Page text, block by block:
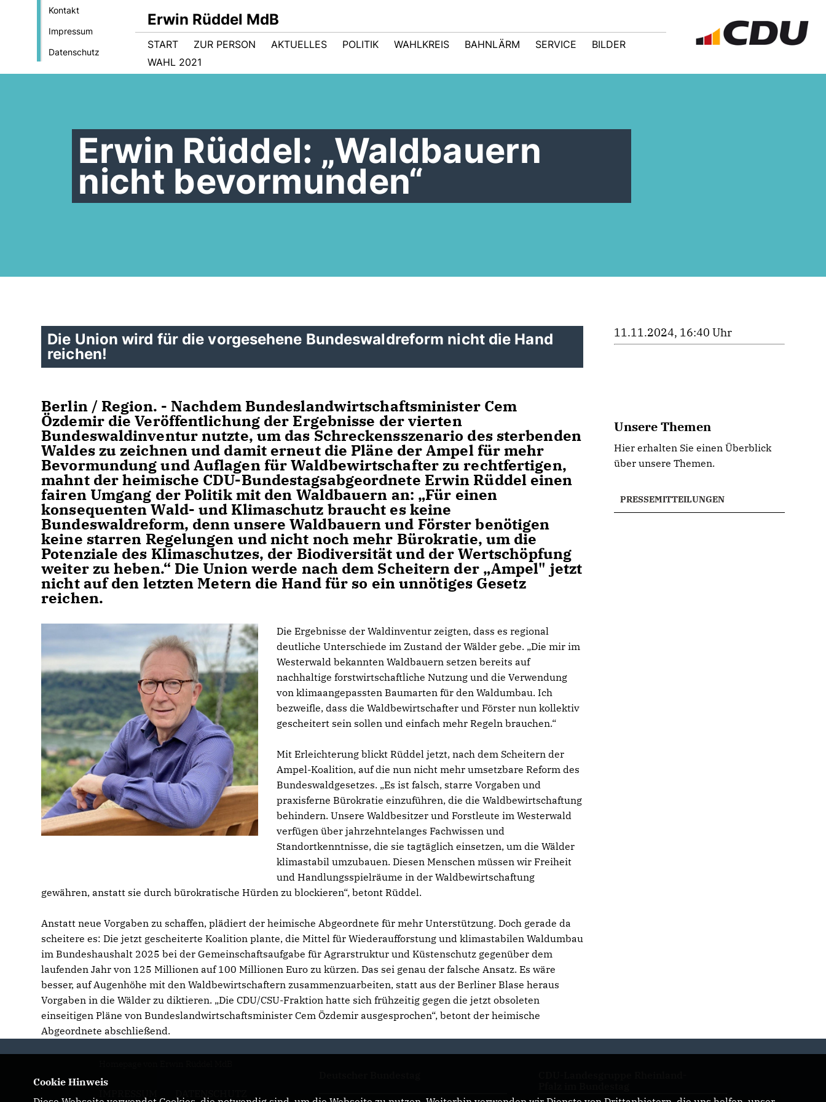
Kontakt
Impressum
Datenschutz
Erwin Rüddel MdB
START ZUR PERSON AKTUELLES POLITIK WAHLKREIS BAHNLÄRM SERVICE
BILDER
WAHL 2021
Erwin Rüddel: „Waldbauern
nicht bevormunden“
Die Union wird für die vorgesehene Bundeswaldreform nicht die Hand
reichen!
Berlin / Region. - Nachdem Bundeslandwirtschaftsminister Cem
Özdemir die Veröffentlichung der Ergebnisse der vierten
Bundeswaldinventur nutzte, um das Schreckensszenario des sterbenden
Waldes zu zeichnen und damit erneut die Pläne der Ampel für mehr
Bevormundung und Auflagen für Waldbewirtschafter zu rechtfertigen,
mahnt der heimische CDU-Bundestagsabgeordnete Erwin Rüddel einen
fairen Umgang der Politik mit den Waldbauern an: „Für einen
konsequenten Wald- und Klimaschutz braucht es keine
Bundeswaldreform, denn unsere Waldbauern und Förster benötigen
keine starren Regelungen und nicht noch mehr Bürokratie, um die
Potenziale des Klimaschutzes, der Biodiversität und der Wertschöpfung
weiter zu heben.“ Die Union werde nach dem Scheitern der „Ampel" jetzt
nicht auf den letzten Metern die Hand für so ein unnötiges Gesetz
reichen.
Die Ergebnisse der Waldinventur zeigten, dass es regional
deutliche Unterschiede im Zustand der Wälder gebe. „Die mir im
Westerwald bekannten Waldbauern setzen bereits auf
nachhaltige forstwirtschaftliche Nutzung und die Verwendung
von klimaangepassten Baumarten für den Waldumbau. Ich
bezweifle, dass die Waldbewirtschafter und Förster nun kollektiv
gescheitert sein sollen und einfach mehr Regeln brauchen.“
Mit Erleichterung blickt Rüddel jetzt, nach dem Scheitern der
Ampel-Koalition, auf die nun nicht mehr umsetzbare Reform des
Bundeswaldgesetzes. „Es ist falsch, starre Vorgaben und
praxisferne Bürokratie einzuführen, die die Waldbewirtschaftung
behindern. Unsere Waldbesitzer und Forstleute im Westerwald
verfügen über jahrzehntelanges Fachwissen und
Standortkenntnisse, die sie tagtäglich einsetzen, um die Wälder
klimastabil umzubauen. Diesen Menschen müssen wir Freiheit
und Handlungsspielräume in der Waldbewirtschaftung
gewähren, anstatt sie durch bürokratische Hürden zu blockieren“, betont Rüddel.
Anstatt neue Vorgaben zu schaffen, plädiert der heimische Abgeordnete für mehr Unterstützung. Doch gerade da
scheitere es: Die jetzt gescheiterte Koalition plante, die Mittel für Wiederaufforstung und klimastabilen Waldumbau
im Bundeshaushalt 2025 bei der Gemeinschaftsaufgabe für Agrarstruktur und Küstenschutz gegenüber dem
laufenden Jahr von 125 Millionen auf 100 Millionen Euro zu kürzen. Das sei genau der falsche Ansatz. Es wäre
besser, auf Augenhöhe mit den Waldbewirtschaftern zusammenzuarbeiten, statt aus der Berliner Blase heraus
Vorgaben in die Wälder zu diktieren. „Die CDU/CSU-Fraktion hatte sich frühzeitig gegen die jetzt obsoleten
einseitigen Pläne von Bundeslandwirtschaftsminister Cem Özdemir ausgesprochen“, betont der heimische
Abgeordnete abschließend.
11.11.2024, 16:40 Uhr
Unsere Themen
Hier erhalten Sie einen Überblick
über unsere Themen.
PRESSEMITTEILUNGEN
Cookie Hinweis